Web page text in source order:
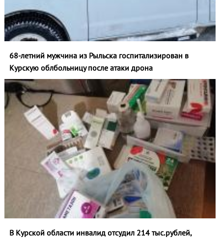
68-летний мужчина из Рыльска госпитализирован в
Курскую облбольницу после атаки дрона
В Курской области инвалид отсудил 214 тыс.рублей,